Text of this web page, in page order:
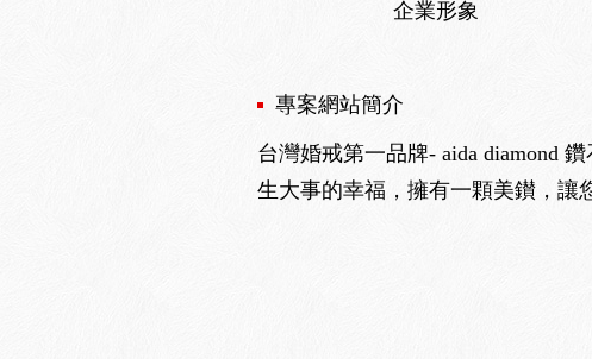
企業形象
專案網站簡介
台灣婚戒第一品牌- aida diamond
生大事的幸福，擁有一顆美鑚，讓